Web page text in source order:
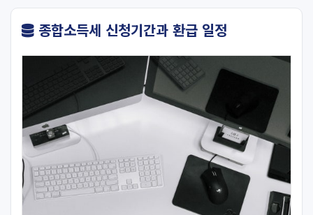
종합소득세 신청기간과 환급 일정